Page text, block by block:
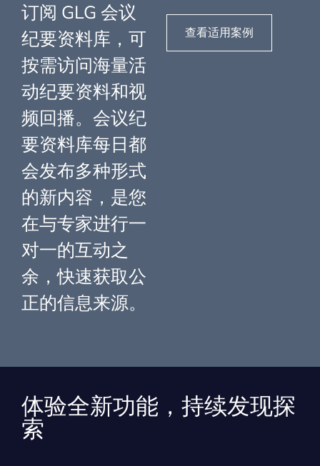
订阅 GLG 会议
纪要资料库，可
按需访问海量活
动纪要资料和视
频回播。会议纪
要资料库每日都
会发布多种形式
的新内容，是您
在与专家进行一
对一的互动之
余，快速获取公
正的信息来源。
查看适用案例
体验全新功能，持续发现探
索